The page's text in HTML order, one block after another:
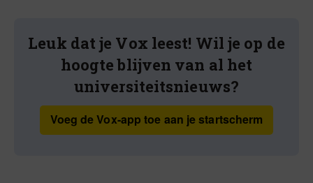
Leuk dat je Vox leest! Wil je op de
hoogte blijven van al het
universiteitsnieuws?
Voeg de Vox-app toe aan je startscherm